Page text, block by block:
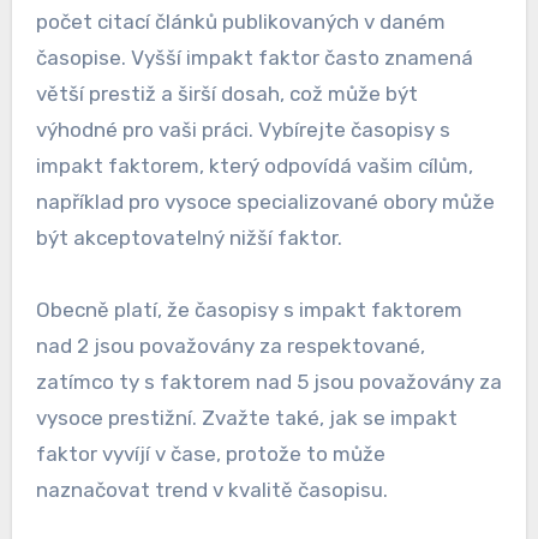
počet citací článků publikovaných v daném
časopise. Vyšší impakt faktor často znamená
větší prestiž a širší dosah, což může být
výhodné pro vaši práci. Vybírejte časopisy s
impakt faktorem, který odpovídá vašim cílům,
například pro vysoce specializované obory může
být akceptovatelný nižší faktor.
Obecně platí, že časopisy s impakt faktorem
nad 2 jsou považovány za respektované,
zatímco ty s faktorem nad 5 jsou považovány za
vysoce prestižní. Zvažte také, jak se impakt
faktor vyvíjí v čase, protože to může
naznačovat trend v kvalitě časopisu.